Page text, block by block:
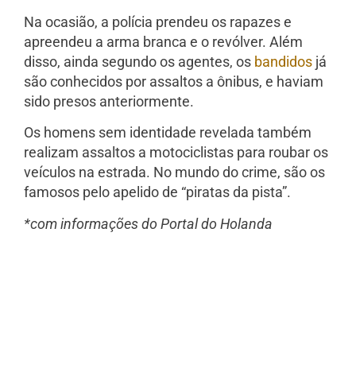
Na ocasião, a polícia prendeu os rapazes e
apreendeu a arma branca e o revólver. Além
disso, ainda segundo os agentes, os bandidos já
são conhecidos por assaltos a ônibus, e haviam
sido presos anteriormente.
Os homens sem identidade revelada também
realizam assaltos a motociclistas para roubar os
veículos na estrada. No mundo do crime, são os
famosos pelo apelido de “piratas da pista”.
*com informações do Portal do Holanda